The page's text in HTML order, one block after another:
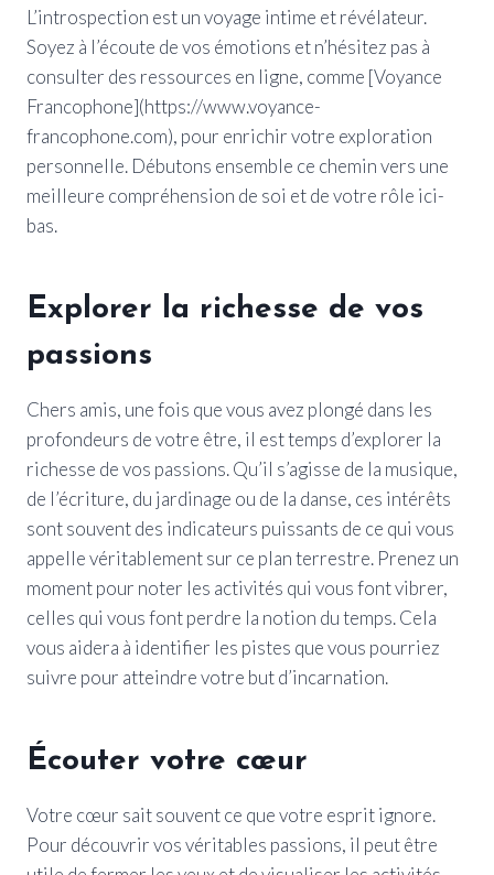
L’introspection est un voyage intime et révélateur.
Soyez à l’écoute de vos émotions et n’hésitez pas à
consulter des ressources en ligne, comme [Voyance
Francophone](https://www.voyance-
francophone.com), pour enrichir votre exploration
personnelle. Débutons ensemble ce chemin vers une
meilleure compréhension de soi et de votre rôle ici-
bas.
Explorer la richesse de vos
passions
Chers amis, une fois que vous avez plongé dans les
profondeurs de votre être, il est temps d’explorer la
richesse de vos passions. Qu’il s’agisse de la musique,
de l’écriture, du jardinage ou de la danse, ces intérêts
sont souvent des indicateurs puissants de ce qui vous
appelle véritablement sur ce plan terrestre. Prenez un
moment pour noter les activités qui vous font vibrer,
celles qui vous font perdre la notion du temps. Cela
vous aidera à identifier les pistes que vous pourriez
suivre pour atteindre votre but d’incarnation.
Écouter votre cœur
Votre cœur sait souvent ce que votre esprit ignore.
Pour découvrir vos véritables passions, il peut être